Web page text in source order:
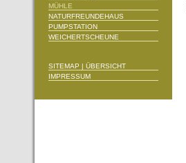
MÜHLE
NATURFREUNDEHAUS
PUMPSTATION
WEICHERTSCHEUNE
SITEMAP | ÜBERSICHT
IMPRESSUM